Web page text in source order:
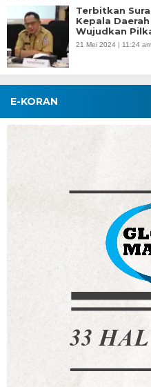
Terbitkan
Kepala
Wujudkan
21 Mei 2024 | 11:24
E-KORAN